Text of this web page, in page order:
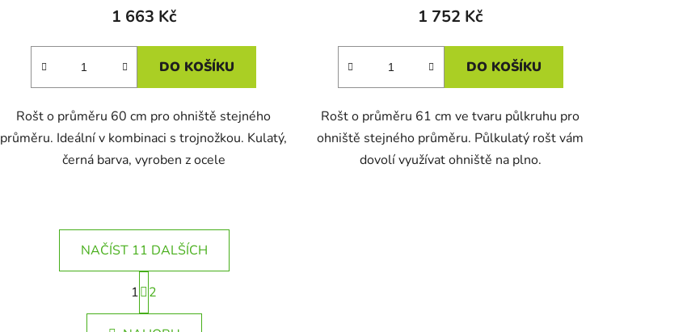
1 663 Kč
DO KOŠÍKU
Rošt o průměru 60 cm pro ohniště stejného
průměru. Ideální v kombinaci s trojnožkou. Kulatý,
černá barva, vyroben z ocele
1 752 Kč
DO KOŠÍKU
Rošt o průměru 61 cm ve tvaru půlkruhu pro
ohniště stejného průměru. Půlkulatý rošt vám
dovolí využívat ohniště na plno.
O
v
NAČÍST 11 DALŠÍCH
S
t
r
á
1 2